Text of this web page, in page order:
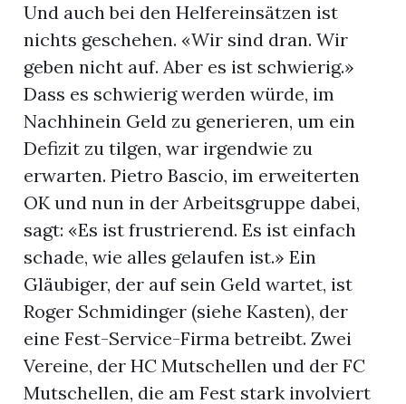
Und auch bei den Helfereinsätzen ist
nichts geschehen. «Wir sind dran. Wir
geben nicht auf. Aber es ist schwierig.»
Dass es schwierig werden würde, im
Nachhinein Geld zu generieren, um ein
Defizit zu tilgen, war irgendwie zu
erwarten. Pietro Bascio, im erweiterten
OK und nun in der Arbeitsgruppe dabei,
sagt: «Es ist frustrierend. Es ist einfach
schade, wie alles gelaufen ist.» Ein
Gläubiger, der auf sein Geld wartet, ist
Roger Schmidinger (siehe Kasten), der
eine Fest-Service-Firma betreibt. Zwei
Vereine, der HC Mutschellen und der FC
Mutschellen, die am Fest stark involviert